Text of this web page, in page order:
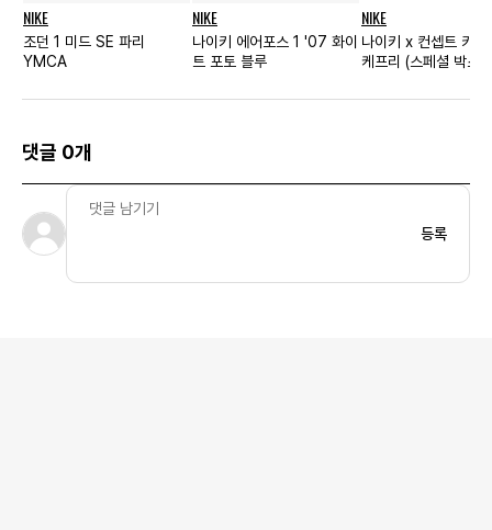
NIKE
조던 1 미드 SE 파리
YMCA
NIKE
나이키 에어포스 1 '07 화이
트 포토 블루
NIKE
나이키 x 컨셉트 카
케프리 (스페셜 박스)
댓글 0개
등록